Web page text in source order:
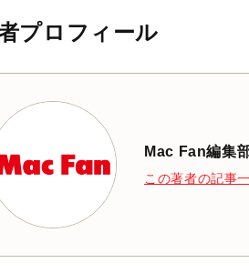
プロフィール
Mac Fan編集
この著者の記事